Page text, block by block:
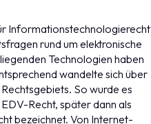
Informationstechnologierecht
rund um elektronische
Technologien haben
wandelte sich über
So wurde es
Recht, später dann als
bezeichnet. Von Internet-